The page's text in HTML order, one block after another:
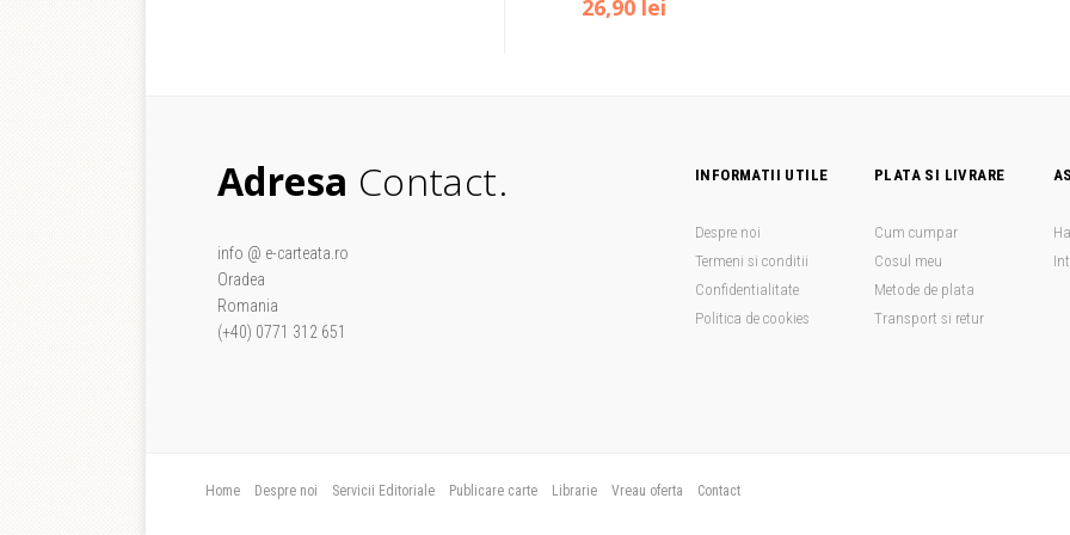
Prețul
26,90 lei
Adresa Contact.
info @ e-carteata.ro
Oradea
Romania
(+40) 0771 312 651
INFORMATII UTILE
Despre noi
Termeni si conditii
Confidentialitate
Politica de cookies
PLATA SI LIVRARE
Cum cumpar
Cosul meu
Metode de plata
Transport si retur
Home Despre noi Servicii Editoriale Publicare carte Librarie Vreau oferta Contact